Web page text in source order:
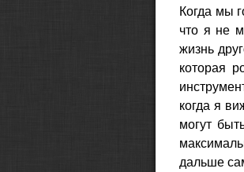
Когда мы
что я не
жизнь
которая
когда я
могут
дальше